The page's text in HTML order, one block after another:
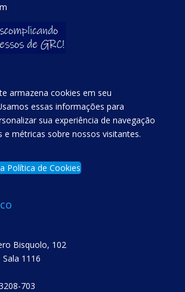
armazena cookies em seu
essas informações para
sua experiência de navegação
e métricas sobre nossos visitantes.
Política de Cookies
Bisquolo, 102
Sala 1116
703